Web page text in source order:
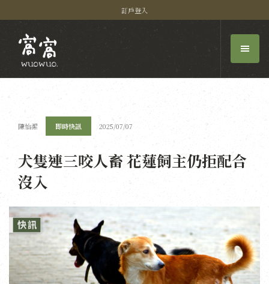
訂戶登入
陳怡潔 即時快訊 2025/07/07
犬隻連三咬人畜 花蓮飼主仍拒配合
沒入